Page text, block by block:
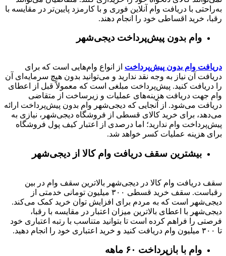
به‌راحتی با دریافت وام آنلاین فوری و با کارمزد پایین‌تر در مقایسه با
رقبا، خرید اقساطی خود را انجام دهند.
وام بدون پیش‌پرداخت‌ دیجی‌شهر
دریافت وام بدون پیش‌پرداخت از انواع وام‌هایی است که برای
دریافت آن نیاز به وجه نقد ندارید و می‌توانید بدون هیچ سرمایه‌ای آن
را دریافت کنید. پیش‌پرداخت مبلغی است که معمولاً قبل از اعطای
وام جهت دریافت هزینه‌های عملیات و زیرساخت از متقاضی
دریافت می‌شود. از آنجایی که دیجی‌شهر وام بدون پیش‌پرداخت ارائه
می‌دهد، برای خرید کالای قسطی از فروشگاه دیجی‌شهر، نیازی به
پیش‌پرداخت وام ندارید؛ اما درصدی از اعتبار کیف پول فروشگاه
برای هزینه عملیات کسر خواهد شد.
بیشترین سقف دریافت وام کالا از دیجی‌شهر
سقف دریافت وام کالا در دیجی‌شهر بالاترین سقف وام در بین
رقباست. سقف خرید قسطی ۳۰۰ میلیون تومانی خدمتی از
دیجی‌شهر است که به مردم برای افزایش توان خرید کمک می‌کند.
دیجی‌شهر با اعطای بالاترین میزان اعتبار در مقایسه با رقبا،
فرصتی را فراهم کرده است تا بتوانید متناسب با رتبه اعتباری خود
تا ۳۰۰ میلیون وام دریافت کنید و خرید اعتباری خود را انجام دهید.
وام با بازپرداخت ۶۰ ماهه